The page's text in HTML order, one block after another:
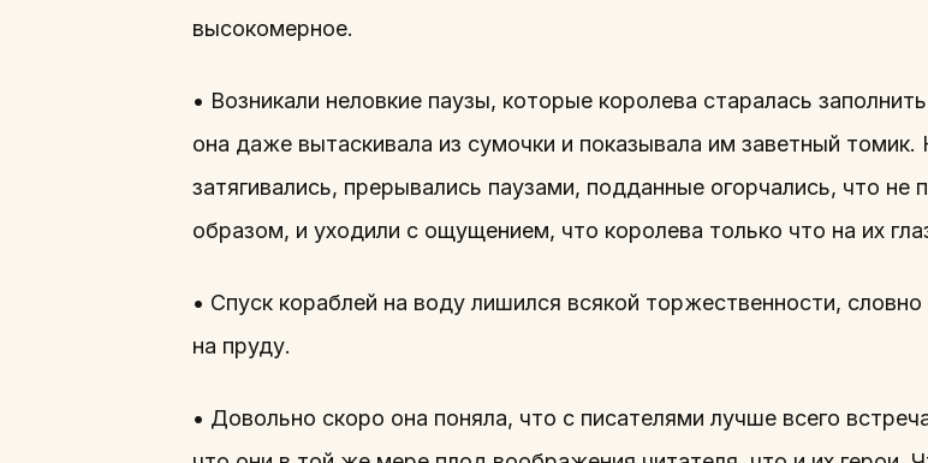
высокомерное.
• Возникали неловкие паузы, которые королева старалась
она даже вытаскивала из сумочки и показывала им заветный томик.
затягивались, прерывались паузами, подданные огорчались, что не
образом, и уходили с ощущением, что королева только что на их
• Спуск кораблей на воду лишился всякой торжественности,
на пруду.
• Довольно скоро она поняла, что с писателями лучше всего